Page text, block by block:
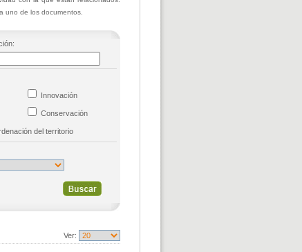
uno de los documentos.
Innovación
Conservación
del territorio
Ver: